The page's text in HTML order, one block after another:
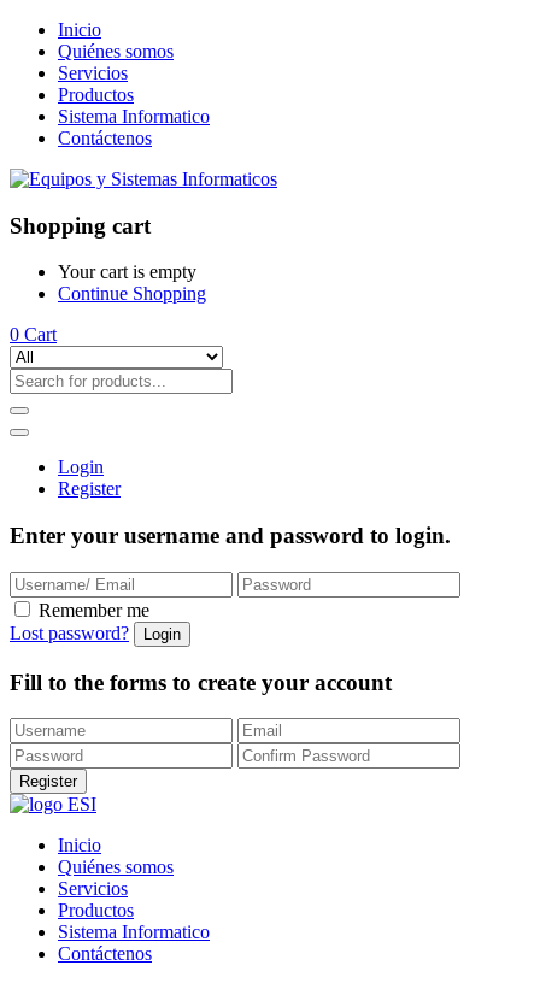
Inicio
Quiénes somos
Servicios
Productos
Sistema Informatico
Contáctenos
Shopping cart
Your cart is empty
Continue Shopping
0 Cart
Login
Register
Enter your username and password to login.
Remember me
Lost password?
Fill to the forms to create your account
Inicio
Quiénes somos
Servicios
Productos
Sistema Informatico
Contáctenos